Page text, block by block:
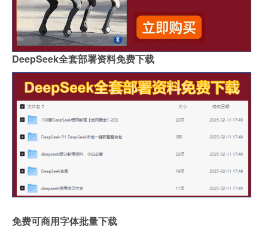
DeepSeek全套部署资料免费下载
免费可商用字体批量下载